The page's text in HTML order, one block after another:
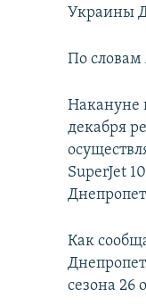
Украины
По
Накануне
декабря
SuperJet
Как
сезона 26